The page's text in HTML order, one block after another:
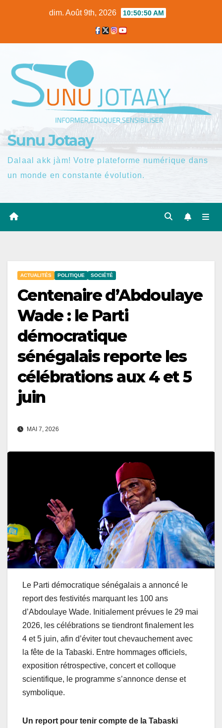
dim. Août 9th, 2026 10:50:51 AM
Sunu Jotaay
Dalaal akk jàm! Votre plateforme numérique dans
un monde en constante évolution.
ACTUALITÉS POLITIQUE SOCIÉTÉ
Centenaire d’Abdoulaye
Wade : le Parti
démocratique
sénégalais reporte les
célébrations aux 4 et 5
juin
MAI 7, 2026
Le Parti démocratique sénégalais a annoncé le
report des festivités marquant les 100 ans
d’Abdoulaye Wade. Initialement prévues le 29 mai
2026, les célébrations se tiendront finalement les
4 et 5 juin, afin d’éviter tout chevauchement avec
la fête de la Tabaski. Entre hommages officiels,
exposition rétrospective, concert et colloque
scientifique, le programme s’annonce dense et
symbolique.
Un report pour tenir compte de la Tabaski